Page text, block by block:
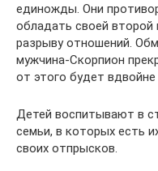
единожды. Они
обладать своей второй
разрыву отношений.
мужчина-Скорпион
от этого будет
Детей воспитывают в
семьи, в которых есть
своих отпрысков.